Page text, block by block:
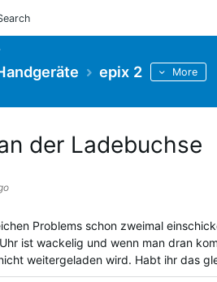
epix 2 More
der Ladebuchse
Problems schon zweimal
ist wackelig und wenn man dran
weitergeladen wird. Habt ihr das